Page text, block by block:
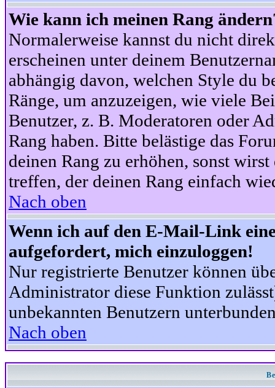
Wie kann ich meinen Rang
Normalerweise kannst du nicht
erscheinen unter deinem
abhängig davon, welchen Style du
Ränge, um anzuzeigen, wie viele
Benutzer, z. B. Moderatoren oder
Rang haben. Bitte belästige das
deinen Rang zu erhöhen, sonst
treffen, der deinen Rang einfach
Nach oben
Wenn ich auf den E-Mail-Link
aufgefordert, mich einzuloggen!
Nur registrierte Benutzer können
Administrator diese Funktion
unbekannten Benutzern
Nach oben